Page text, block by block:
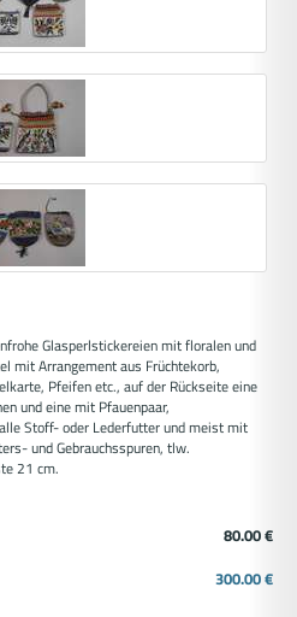
Glasperlstickereien mit floralen und
mit Arrangement aus Früchtekorb,
Pfeifen etc., auf der Rückseite eine
und eine mit Pfauenpaar,
Stoff- oder Lederfutter und meist mit
und Gebrauchsspuren, tlw.
21 cm.
80.00 €
300.00 €